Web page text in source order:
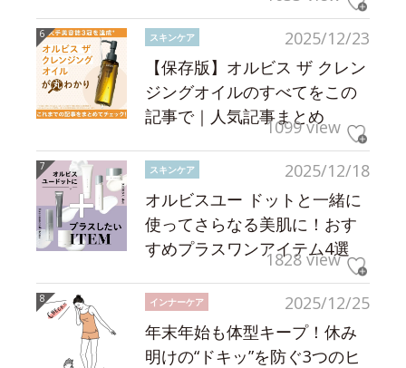
2025/12/23
スキンケア
【保存版】オルビス ザ クレン
ジングオイルのすべてをこの
記事で｜人気記事まとめ
1099 view
2025/12/18
スキンケア
オルビスユー ドットと一緒に
使ってさらなる美肌に！おす
すめプラスワンアイテム4選
1828 view
2025/12/25
インナーケア
年末年始も体型キープ！休み
明けの“ドキッ”を防ぐ3つのヒ